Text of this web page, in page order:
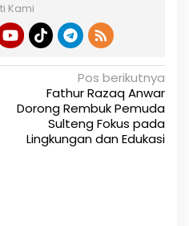
Kami
Pos berikutnya
Fathur Razaq Anwar
Dorong Rembuk Pemuda
Sulteng Fokus pada
Lingkungan dan Edukasi